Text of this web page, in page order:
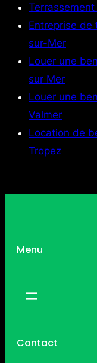
Entreprise de
sur-Mer
Louer une
sur Mer
Louer une
Valmer
Location de
Tropez
Menu
Contact